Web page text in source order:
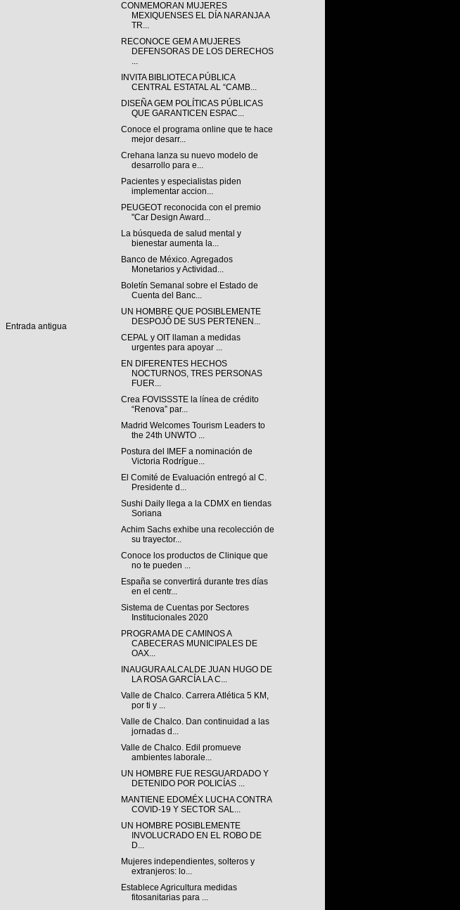
Entrada antigua
CONMEMORAN MUJERES
MEXIQUENSES EL DÍA NARANJA A
TR...
RECONOCE GEM A MUJERES
DEFENSORAS DE LOS DERECHOS
...
INVITA BIBLIOTECA PÚBLICA
CENTRAL ESTATAL AL “CAMB...
DISEÑA GEM POLÍTICAS PÚBLICAS
QUE GARANTICEN ESPAC...
Conoce el programa online que te hace
mejor desarr...
Crehana lanza su nuevo modelo de
desarrollo para e...
Pacientes y especialistas piden
implementar accion...
PEUGEOT reconocida con el premio
"Car Design Award...
La búsqueda de salud mental y
bienestar aumenta la...
Banco de México. Agregados
Monetarios y Actividad...
Boletín Semanal sobre el Estado de
Cuenta del Banc...
UN HOMBRE QUE POSIBLEMENTE
DESPOJÓ DE SUS PERTENEN...
CEPAL y OIT llaman a medidas
urgentes para apoyar ...
EN DIFERENTES HECHOS
NOCTURNOS, TRES PERSONAS
FUER...
Crea FOVISSSTE la línea de crédito
“Renova” par...
Madrid Welcomes Tourism Leaders to
the 24th UNWTO ...
Postura del IMEF a nominación de
Victoria Rodrígue...
El Comité de Evaluación entregó al C.
Presidente d...
Sushi Daily llega a la CDMX en tiendas
Soriana
Achim Sachs exhibe una recolección de
su trayector...
Conoce los productos de Clinique que
no te pueden ...
España se convertirá durante tres días
en el centr...
Sistema de Cuentas por Sectores
Institucionales 2020
PROGRAMA DE CAMINOS A
CABECERAS MUNICIPALES DE
OAX...
INAUGURA ALCALDE JUAN HUGO DE
LA ROSA GARCÍA LA C...
Valle de Chalco. Carrera Atlética 5 KM,
por ti y ...
Valle de Chalco. Dan continuidad a las
jornadas d...
Valle de Chalco. Edil promueve
ambientes laborale...
UN HOMBRE FUE RESGUARDADO Y
DETENIDO POR POLICÍAS ...
MANTIENE EDOMÉX LUCHA CONTRA
COVID-19 Y SECTOR SAL...
UN HOMBRE POSIBLEMENTE
INVOLUCRADO EN EL ROBO DE
D...
Mujeres independientes, solteros y
extranjeros: lo...
Establece Agricultura medidas
fitosanitarias para ...